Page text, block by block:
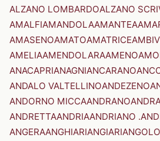
ALZANO LOMBARDOALZANO
AMALFIAMANDOLAAMANTEA
AMASENOAMATOAMATRICE
AMELIAAMENDOLARAAMENO
ANACAPRIANAGNIANCARANO
ANDALO VALTELLINOANDEZENO
ANDORNO MICCAANDRANO
ANDRETTAANDRIAANDRIANO
ANGERAANGHIARIANGIARI